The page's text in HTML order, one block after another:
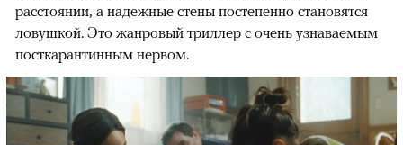
расстоянии, а надежные стены постепенно становятся
ловушкой. Это жанровый триллер с очень узнаваемым
посткарантинным нервом.